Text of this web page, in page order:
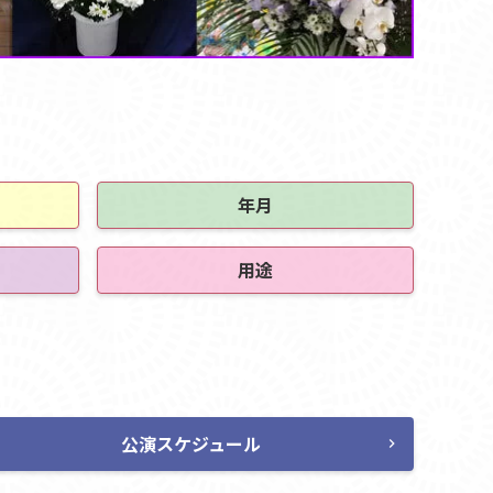
年月
用途
公演スケジュール chevron_right